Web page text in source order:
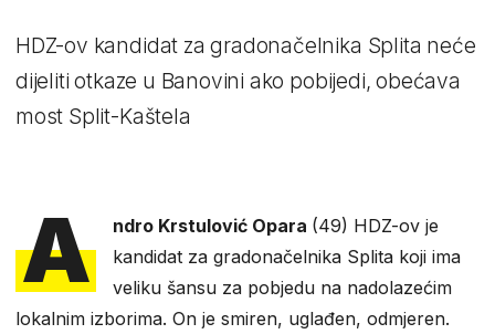
HDZ-ov kandidat za gradonačelnika Splita neće
dijeliti otkaze u Banovini ako pobijedi, obećava
most Split-Kaštela
A ndro Krstulović Opara (49) HDZ-ov je
kandidat za gradonačelnika Splita koji ima
veliku šansu za pobjedu na nadolazećim
lokalnim izborima. On je smiren, uglađen, odmjeren.